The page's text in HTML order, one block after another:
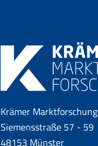
Krämer Marktforschung
Siemensstraße 57 - 59
48153 Münster